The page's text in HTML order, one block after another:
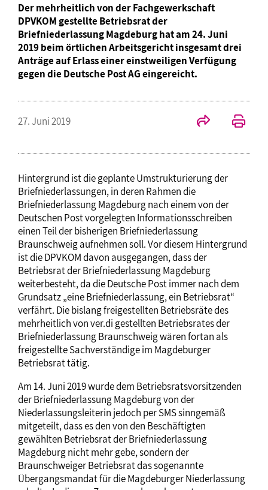
Der mehrheitlich von der Fachgewerkschaft
DPVKOM gestellte Betriebsrat der
Briefniederlassung Magdeburg hat am 24. Juni
2019 beim örtlichen Arbeitsgericht insgesamt drei
Anträge auf Erlass einer einstweiligen Verfügung
gegen die Deutsche Post AG eingereicht.
27. Juni 2019
Hintergrund ist die geplante Umstrukturierung der
Briefniederlassungen, in deren Rahmen die
Briefniederlassung Magdeburg nach einem von der
Deutschen Post vorgelegten Informationsschreiben
einen Teil der bisherigen Briefniederlassung
Braunschweig aufnehmen soll. Vor diesem Hintergrund
ist die DPVKOM davon ausgegangen, dass der
Betriebsrat der Briefniederlassung Magdeburg
weiterbesteht, da die Deutsche Post immer nach dem
Grundsatz „eine Briefniederlassung, ein Betriebsrat“
verfährt. Die bislang freigestellten Betriebsräte des
mehrheitlich von ver.di gestellten Betriebsrates der
Briefniederlassung Braunschweig wären fortan als
freigestellte Sachverständige im Magdeburger
Betriebsrat tätig.
Am 14. Juni 2019 wurde dem Betriebsratsvorsitzenden
der Briefniederlassung Magdeburg von der
Niederlassungsleiterin jedoch per SMS sinngemäß
mitgeteilt, dass es den von den Beschäftigten
gewählten Betriebsrat der Briefniederlassung
Magdeburg nicht mehr gebe, sondern der
Braunschweiger Betriebsrat das sogenannte
Übergangsmandat für die Magdeburger Niederlassung